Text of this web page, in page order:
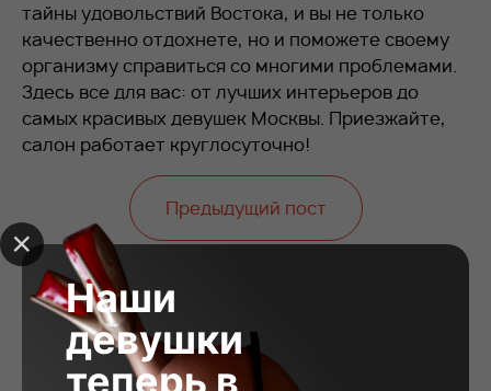
тайны удовольствий Востока, и вы не только
качественно отдохнете, но и поможете своему
организму справиться со многими проблемами.
Здесь все для вас: от лучших интерьеров до
самых красивых девушек Москвы. Приезжайте,
салон работает круглосуточно!
Предыдущий пост
Наши
девушки
теперь в